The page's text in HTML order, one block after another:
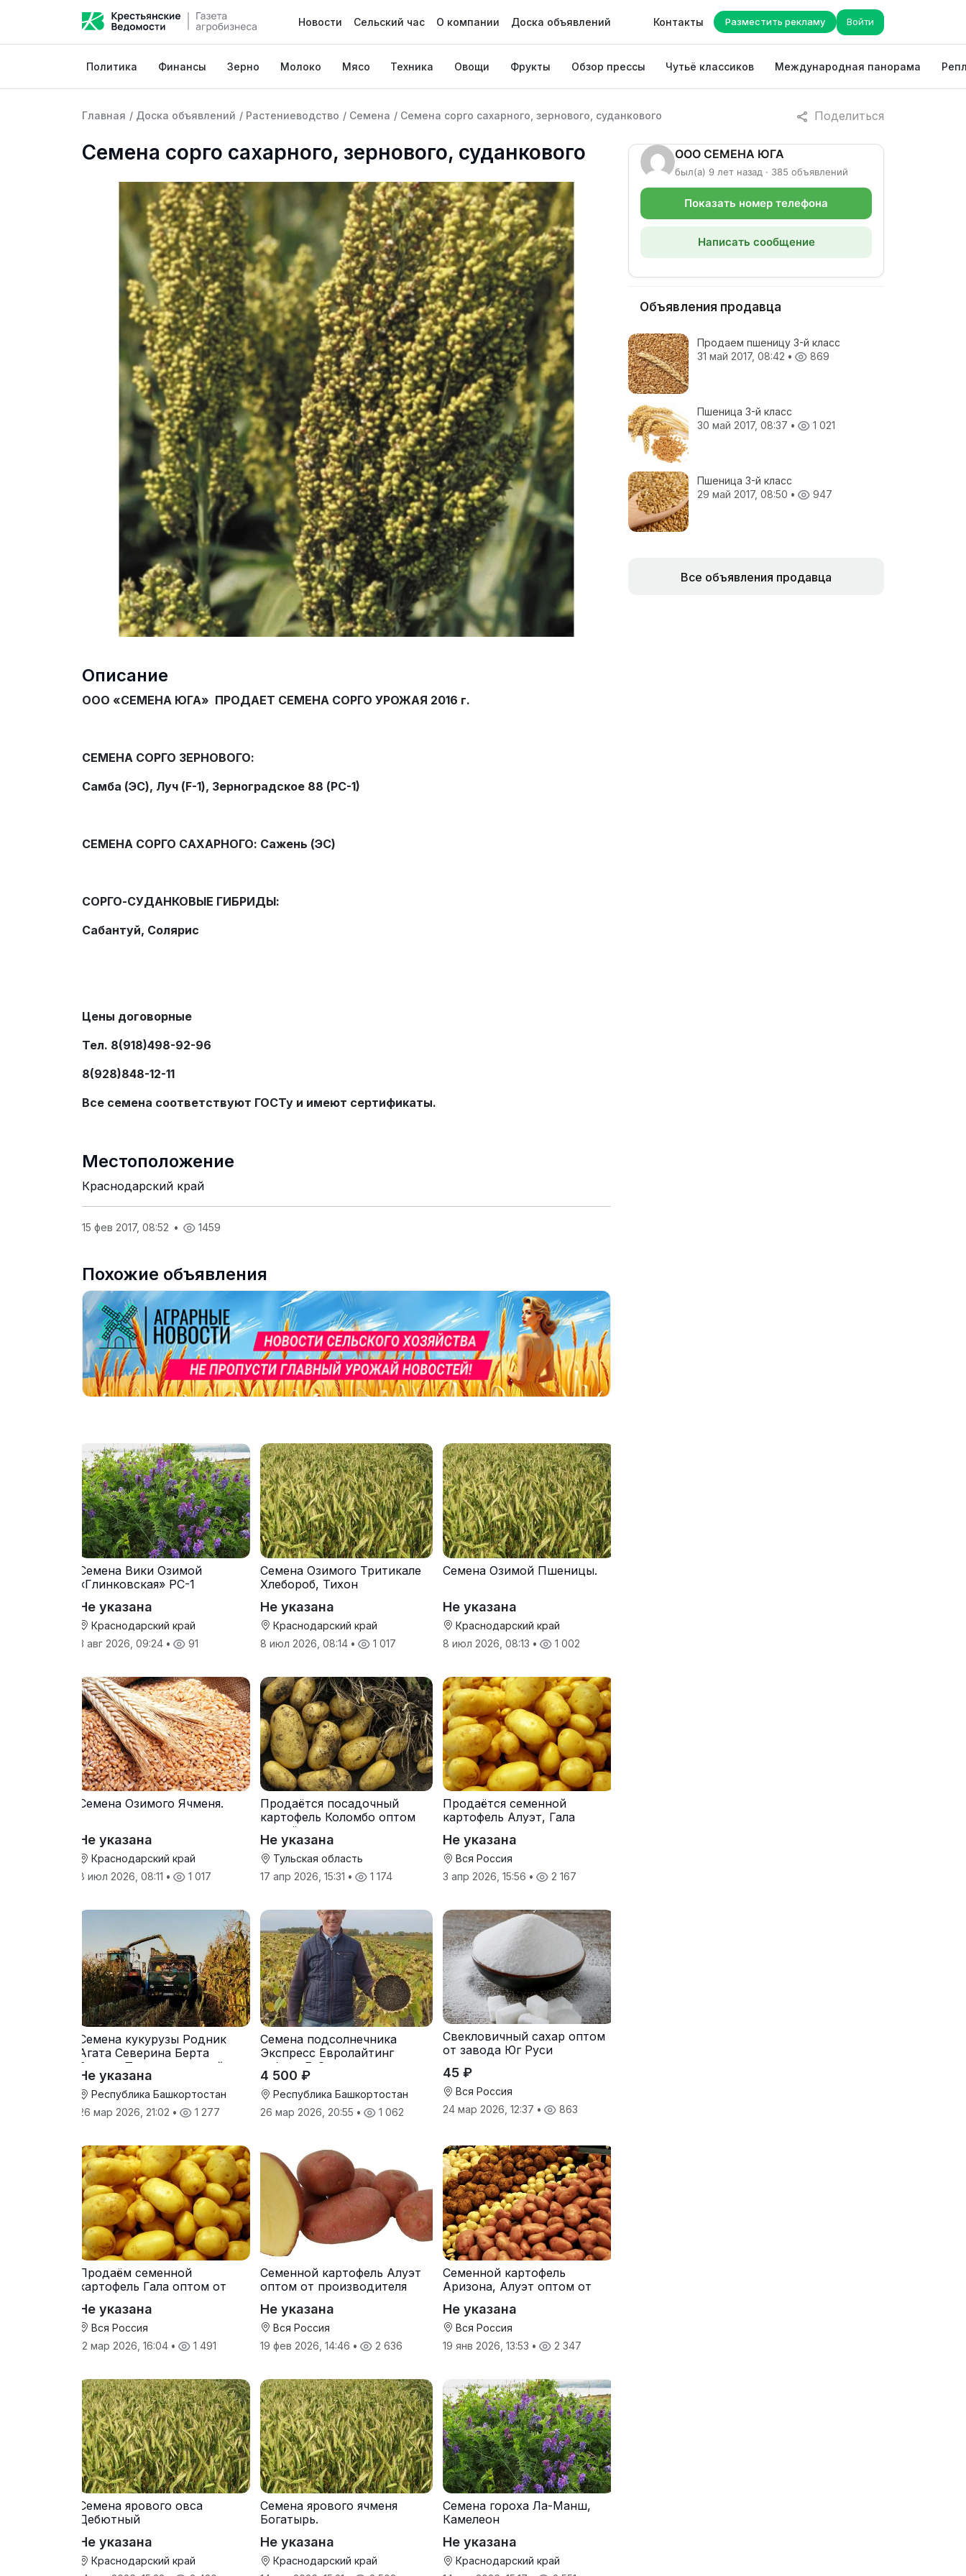
Новости Сельский час О компании Доска объявлений Контакты Разместить рекламу Войти
Политика Финансы Зерно Молоко Мясо Техника Овощи Фрукты Обзор прессы Чутьё классиков Международная панорама
Поделиться
Главная / Доска объявлений / Растениеводство / Семена / Семена сорго сахарного, зернового, суданкового
Семена сорго сахарного, зернового, суданкового
Описание
ООО «СЕМЕНА ЮГА» ПРОДАЕТ СЕМЕНА СОРГО УРОЖАЯ 2016 г.
СЕМЕНА СОРГО ЗЕРНОВОГО:
Самба (ЭС), Луч (F-1), Зерноградское 88 (РС-1)
СЕМЕНА СОРГО САХАРНОГО: Сажень (ЭС)
СОРГО-СУДАНКОВЫЕ ГИБРИДЫ:
Сабантуй, Солярис
Цены договорные
Тел. 8(918)498-92-96
8(928)848-12-11
Все семена соответствуют ГОСТу и имеют сертификаты.
Местоположение
Краснодарский край
15 фев 2017, 08:52 • 1459
Похожие объявления
Семена Вики Озимой
«Глинковская» РС-1
Не указана
Краснодарский край
3 авг 2026, 09:24 • 91
Семена Озимого Тритикале
Хлебороб, Тихон
Не указана
Краснодарский край
8 июл 2026, 08:14 • 1 017
Семена Озимой Пшеницы.
Не указана
Краснодарский край
8 июл 2026, 08:13 • 1 002
Семена Озимого Ячменя.
Не указана
Краснодарский край
8 июл 2026, 08:11 • 1 017
Продаётся посадочный
картофель Коломбо оптом
от трёх тонн
Не указана
Тульская область
17 апр 2026, 15:31 • 1 174
Продаётся семенной
картофель Алуэт, Гала
Не указана
Вся Россия
3 апр 2026, 15:56 • 2 167
Семена кукурузы Родник
Агата Северина Берта
Вилора Прохладненский
Дарина Росс Машук
Катерина
Не указана
Республика Башкортостан
26 мар 2026, 21:02 • 1 277
Семена подсолнечника
Экспресс Евролайтинг
гибрид F-G+
4 500 ₽
Республика Башкортостан
26 мар 2026, 20:55 • 1 062
Свекловичный сахар оптом
от завода Юг Руси
45 ₽
Вся Россия
24 мар 2026, 12:37 • 863
Продаём семенной
картофель Гала оптом от
Не указана
Вся Россия
12 мар 2026, 16:04 • 1 491
Семенной картофель Алуэт
оптом от производителя
Не указана
Вся Россия
19 фев 2026, 14:46 • 2 636
Семенной картофель
Аризона, Алуэт оптом от
Не указана
Вся Россия
19 янв 2026, 13:53 • 2 347
Семена ярового овса
Дебютный
Не указана
Краснодарский край
Семена ярового ячменя
Богатырь.
Не указана
Краснодарский край
Семена гороха Ла-Манш,
Камелеон
Не указана
Краснодарский край
ООО СЕМЕНА ЮГА
был(а) 9 лет назад · 385 объявлений
Показать номер телефона
Написать сообщение
Объявления продавца
Продаем пшеницу 3-й класс
31 май 2017, 08:42 • 869
Пшеница 3-й класс
30 май 2017, 08:37 • 1 021
Пшеница 3-й класс
29 май 2017, 08:50 • 947
Все объявления продавца